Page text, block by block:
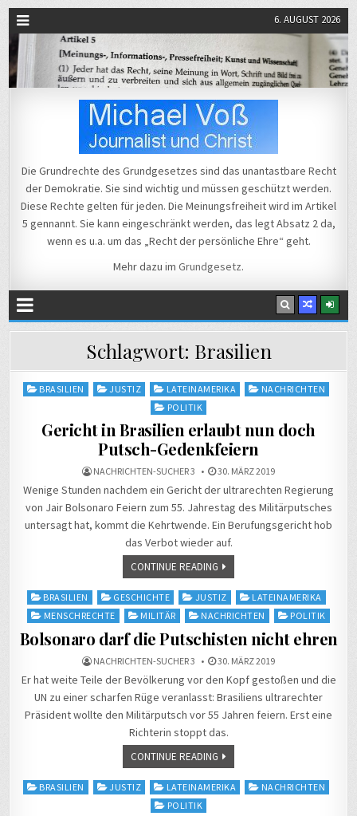
6. AUGUST 2026
Michael Voß
Die Grundrechte des Grundgesetzes sind das unantastbare Recht
der Demokratie. Sie sind wichtig und müssen geschützt werden.
Diese Rechte gelten für jeden. Die Meinungsfreiheit wird im Artikel
5 gennannt. Sie kann eingeschränkt werden, das legt Absatz 2 da,
wenn es u.a. um das „Recht der persönliche Ehre“ geht.
Mehr dazu im Grundgesetz.
Schlagwort: Brasilien
Posted
BRASILIEN JUSTIZ LATEINAMERIKA
NACHRICHTEN
POLITIK
Gericht in Brasilien erlaubt nun doch
Putsch-Gedenkfeiern
NACHRICHTEN-SUCHER 3 30. MÄRZ 2019
Wenige Stunden nachdem ein Gericht der ultrarechten Regierung
von Jair Bolsonaro Feiern zum 55. Jahrestag des Militärputsches
untersagt hat, kommt die Kehrtwende. Ein Berufungsgericht hob
das Verbot wieder auf.
CONTINUE READING
Posted
in
BRASILIEN GESCHICHTE JUSTIZ
LATEINAMERIKA
MENSCHRECHTE
MILITÄR NACHRICHTEN POLITIK
Bolsonaro darf die Putschisten nicht ehren
NACHRICHTEN-SUCHER 3 30. MÄRZ 2019
Er hat weite Teile der Bevölkerung vor den Kopf gestoßen und die
UN zu einer scharfen Rüge veranlasst: Brasiliens ultrarechter
Präsident wollte den Militärputsch vor 55 Jahren feiern. Erst eine
Richterin stoppt das.
CONTINUE READING
Posted
BRASILIEN JUSTIZ LATEINAMERIKA
NACHRICHTEN
POLITIK